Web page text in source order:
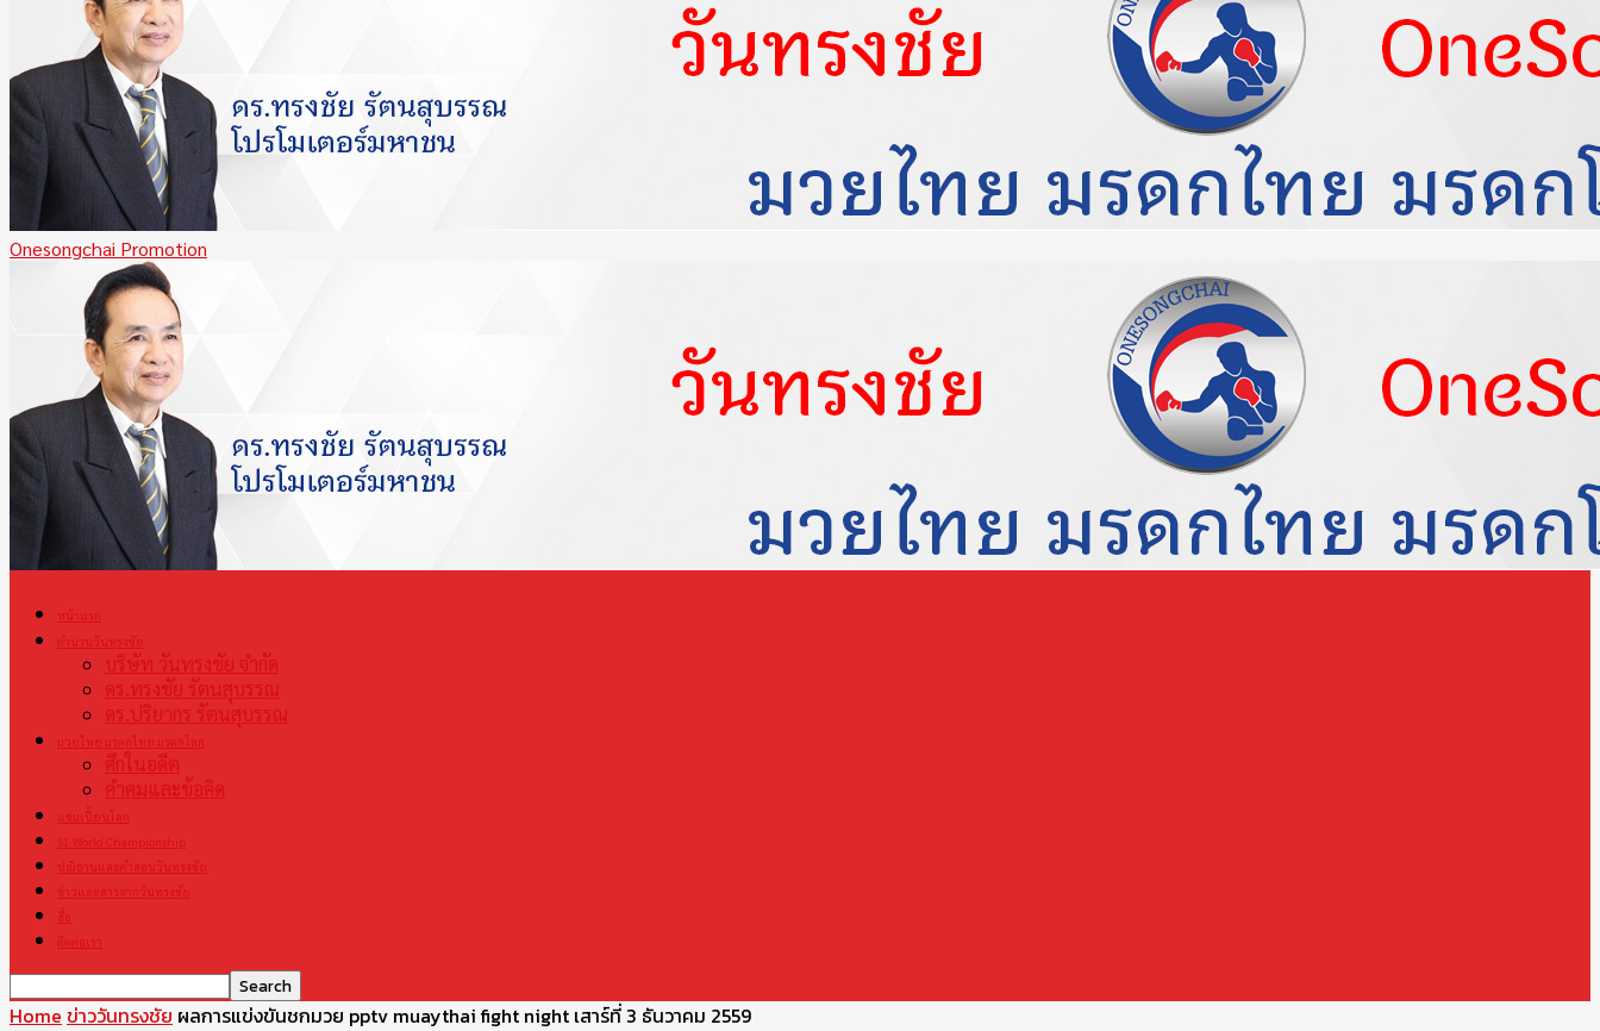
Onesongchai Promotion
หน้าแรก
ตำนานวันทรงชัย
บริษัท วันทรงชัย จำกัด
ดร.ทรงชัย รัตนสุบรรณ
ดร.ปริยากร รัตนสุบรรณ
มวยไทย มรดกไทย มรดกโลก
ศึกในอดีต
คำคมและข้อคิด
แชมเปี้ยนโลก
S1 World Championship
ปณิธานและคำสอนวันทรงชัย
ข่าวและสารจากวันทรงชัย
สื่อ
ติดต่อเรา
Home ข่าววันทรงชัย ผลการแข่งขันชกมวย pptv muaythai fight night เสาร์ที่ 3 ธันวาคม 2559